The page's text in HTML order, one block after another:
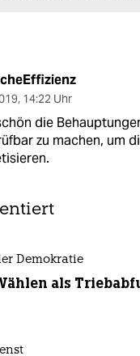
, 14:22 Uhr
die
zu machen, um
Demokratie
als